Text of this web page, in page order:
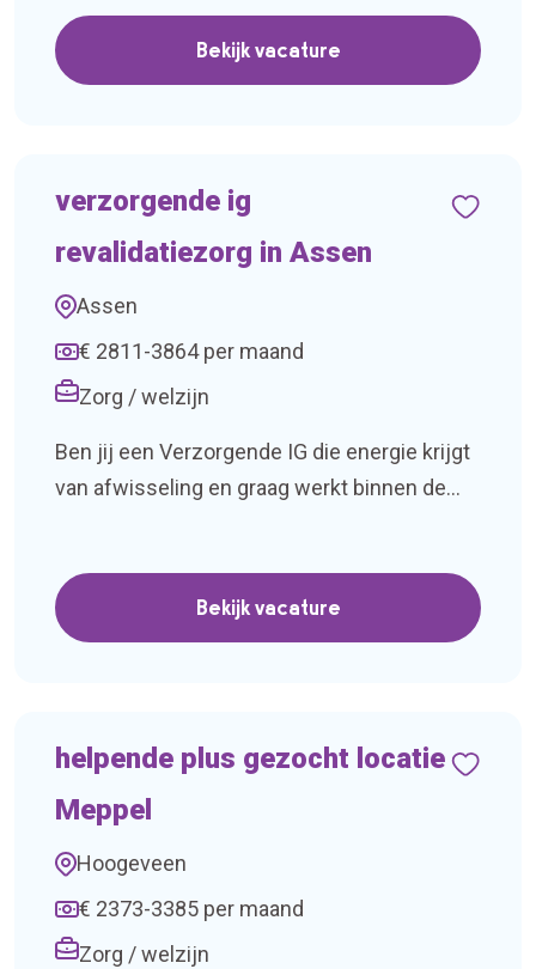
in Groningen zijn wij op zoek naar een
Planner Zorg voor 32 uur per week. Wat ga je
Bekijk vacature
verzorgende ig
revalidatiezorg in Assen
Assen
€ 2811-3864 per maand
Zorg / welzijn
Ben jij een Verzorgende IG die energie krijgt
van afwisseling en graag werkt binnen de
professional die via detachering aan de slag
wil. Wat ga je doen? Je begeleidt cliënten
Bekijk vacature
helpende plus gezocht locatie
Meppel
Hoogeveen
€ 2373-3385 per maand
Zorg / welzijn